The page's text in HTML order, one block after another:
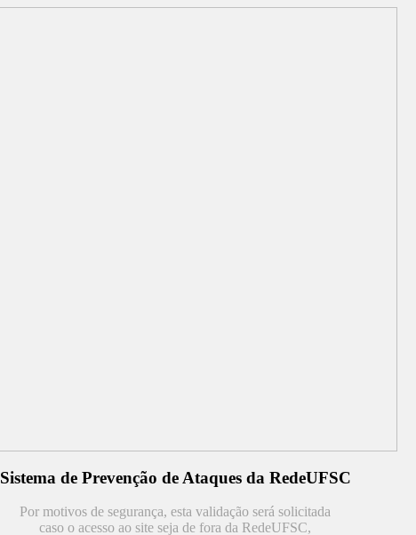
Sistema de Prevenção de Ataques da RedeUFSC
Por motivos de segurança, esta validação será solicitada
caso o acesso ao site seja de fora da RedeUFSC,